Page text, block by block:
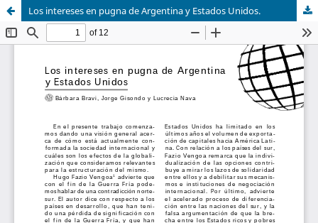
Los intereses en pugna de Argentina y Estados Unidos.